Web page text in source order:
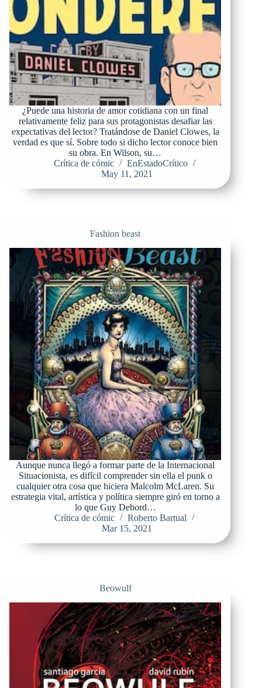
¿Puede una historia de amor cotidiana con un final
relativamente feliz para sus protagonistas desafiar las
expectativas del lector? Tratándose de Daniel Clowes, la
verdad es que sí. Sobre todo si dicho lector conoce bien
su obra. En Wilson, su…
Crítica de cómic
EnEstadoCrítico
May 11, 2021
Fashion beast
Aunque nunca llegó a formar parte de la Internacional
Situacionista, es difícil comprender sin ella el punk o
cualquier otra cosa que hiciera Malcolm McLaren. Su
estrategia vital, artística y política siempre giró en torno a
lo que Guy Debord…
Crítica de cómic
Roberto Bartual
Mar 15, 2021
Beowulf